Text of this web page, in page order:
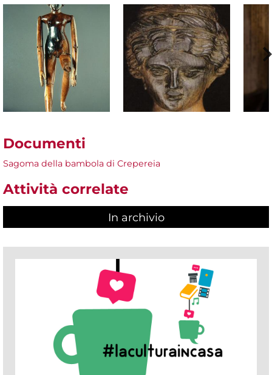
Documenti
Sagoma della bambola di Crepereia
Attività correlate
In archivio